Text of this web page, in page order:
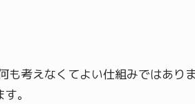
考えなくてよい仕組みではあり
。